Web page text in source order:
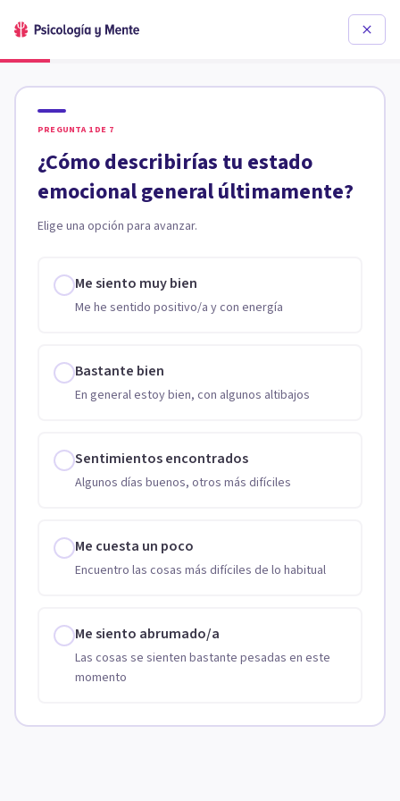
PREGUNTA 1 DE 7
¿Cómo describirías tu estado
emocional general últimamente?
Elige una opción para avanzar.
Me siento muy bien
Me he sentido positivo/a y con energía
Bastante bien
En general estoy bien, con algunos altibajos
Sentimientos encontrados
Algunos días buenos, otros más difíciles
Me cuesta un poco
Encuentro las cosas más difíciles de lo habitual
Me siento abrumado/a
Las cosas se sienten bastante pesadas en este
momento